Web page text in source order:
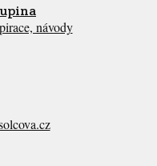
návody